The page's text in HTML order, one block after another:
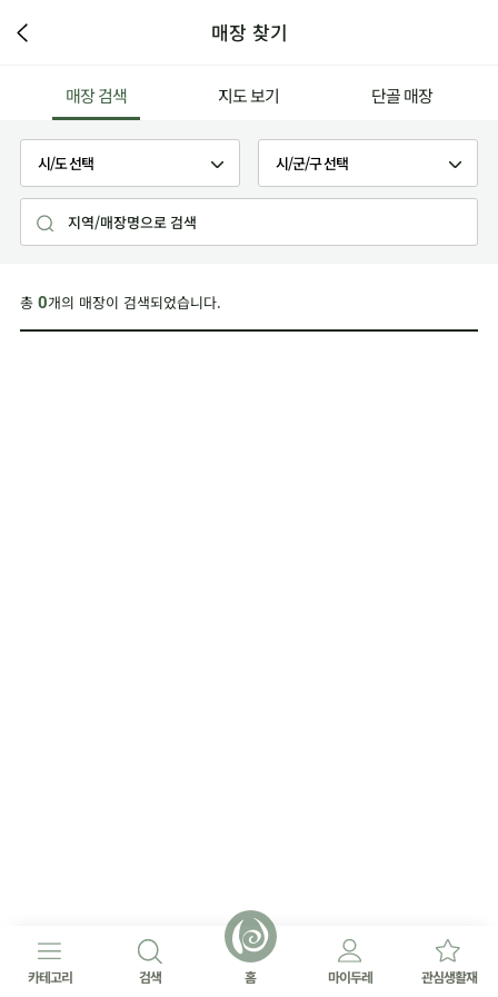
매장 찾기
매장 검색 지도 보기 단골 매장
총 0개의 매장이 검색되었습니다.
카테고리 검색 홈 마이두레 관심생활재